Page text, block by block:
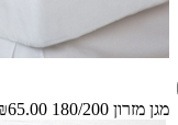
מגן מזרון 180/200